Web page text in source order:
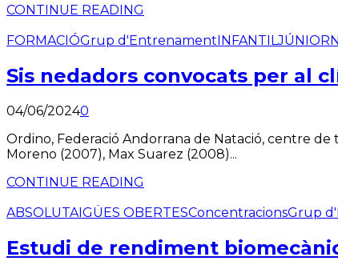
CONTINUE READING
FORMACIÓGrup d'Entrenament INFANTILJÚNIOR
Sis nedadors convocats per al
04/06/20240
Ordino, Federació Andorrana de Natació, centre de
Moreno (2007), Max Suarez (2008)...
CONTINUE READING
ABSOLUTAIGÜES OBERTESConcentracionsGrup
Estudi de rendiment